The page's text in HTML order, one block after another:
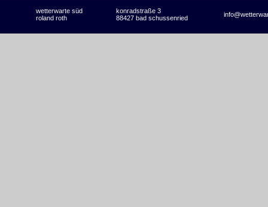
wetterwarte süd konradstraße 3
roland roth 88427 bad schussenried